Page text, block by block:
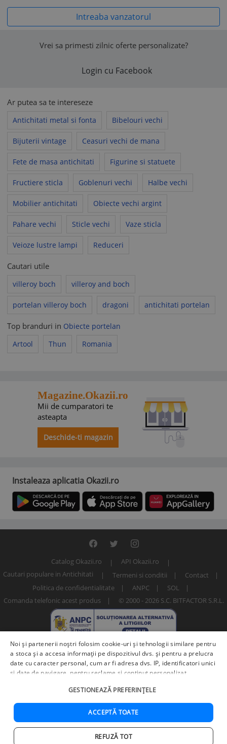
Intreaba vanzatorul
Vrei sa primesti zilnic oferte personalizate?
Login cu Facebook
Ar putea sa te intereseze
Antichitati metal si fonta Bibelouri vechi
Bijuterii vintage Ceasuri vechi de mana
Fete de masa antichitati Figurine si statuete
Fructiere sticla Goblenuri vechi Halbe vechi
Mobilier antichitati Obiecte vechi argint
Pahare vechi Sticle vechi Vaze sticla
Veioze lustre lampi Reduceri
Cautari utile
villeroy boch villeroy and boch
portelan villeroy boch dragoni antichitati portelan
Top branduri in Obiecte portelan
Artool
Thun Romania
Magazine.Okazii.ro
Mii de cumparatori te
asteapta
Deschide-ti magazin
Instaleaza aplicatia Okazii.ro
Catalog Okazii.ro
API Okazii.ro
Cautari populare in Antichitati
Termeni si conditii
Contact
Politica de confidentialitate
ANPC
SOL
Comanda telefonic acest produs
© 2000 - 2026 S.C. BITFACTOR S.R.L.
Numar articol: 262630367
Noi și partenerii noștri folosim cookie-uri și tehnologii similare pentru
a stoca și a accesa informații pe dispozitivul dvs. și pentru a prelucra
date cu caracter personal, cum ar fi adresa dvs. IP, identificatori unici
și date de navigare, pentru reclame și conținut personalizat,
îmbunătățirea serviciilor.Furnizori terți (225)pot, de asemenea,
prelucra datele dvs. în aceste și alte scopuri, inclusiv folosind date
precise de geolocalizare și caracteristici ale dispozitivului. Opțiunile
dvs. se aplică doar acestui site web. Unii furnizori se pot baza pe
interes legitim în loc de consimțământ; aveți dreptul să vă opuneți în
. Vă puteți retrage consimțământul în orice
GESTIONEAZĂ PREFERINȚELE
ACCEPTĂ TOATE
REFUZĂ TOT